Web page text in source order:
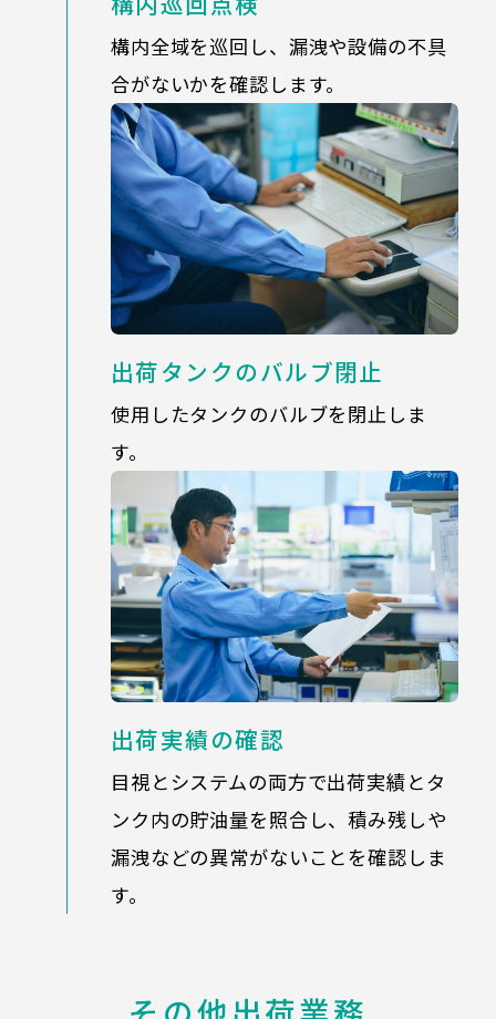
構内全域を巡回し、漏洩や設備の不具
合がないかを確認します。
出荷タンクのバルブ閉止
使用したタンクのバルブを閉止しま
す。
出荷実績の確認
目視とシステムの両方で出荷実績とタ
ンク内の貯油量を照合し、積み残しや
漏洩などの異常がないことを確認しま
す。